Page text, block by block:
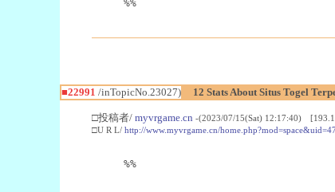
%%
■22991 /inTopicNo.23027) 12 Stats About Situs Togel
□投稿者/ myvrgame.cn -(2023/07/15(Sat) 12:17:40)
□U R L/ http://www.myvrgame.cn/
%%